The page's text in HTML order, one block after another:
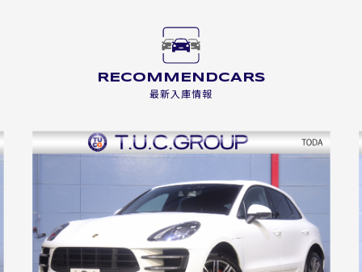
最新入庫情報
RECOMMENDCARS